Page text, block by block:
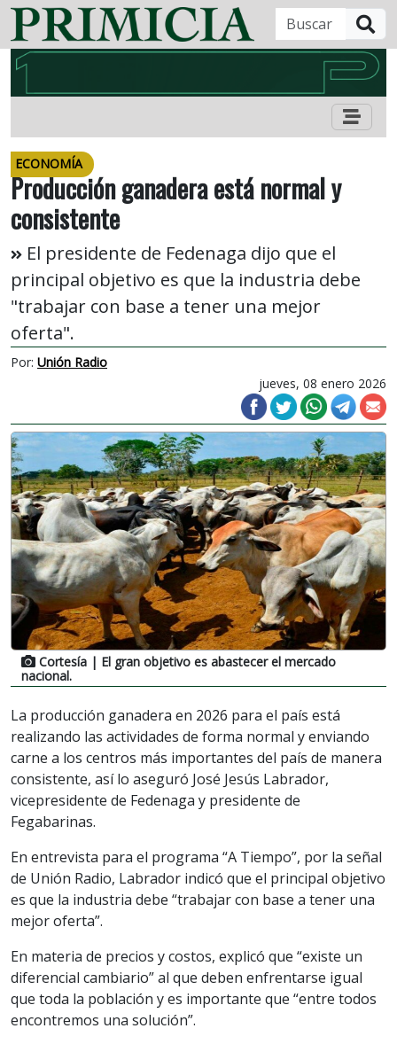
ECONOMÍA
Producción ganadera está normal y
consistente
El presidente de Fedenaga dijo que el
principal objetivo es que la industria debe
"trabajar con base a tener una mejor
oferta".
Por: Unión Radio
jueves, 08 enero 2026
Cortesía | El gran objetivo es abastecer el mercado
nacional.
La producción ganadera en 2026 para el país está
realizando las actividades de forma normal y enviando
carne a los centros más importantes del país de manera
consistente, así lo aseguró José Jesús Labrador,
vicepresidente de Fedenaga y presidente de
Fegabarinas.
En entrevista para el programa “A Tiempo”, por la señal
de Unión Radio, Labrador indicó que el principal objetivo
es que la industria debe “trabajar con base a tener una
mejor oferta”.
En materia de precios y costos, explicó que “existe un
diferencial cambiario” al que deben enfrentarse igual
que toda la población y es importante que “entre todos
encontremos una solución”.